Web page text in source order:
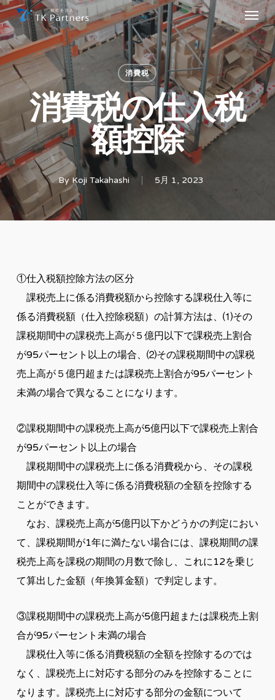
Skip
to
main
content
Menu
消費税
消費税の仕入税
額控除
By Koji Takahashi 5月 1, 2023
①仕入税額控除方法の区分
課税売上に係る消費税額から控除する課税仕入等に
係る消費税額（仕入控除税額）の計算方法は、⑴その
課税期間中の課税売上高が５億円以下で課税売上割合
が95パーセント以上の場合、⑵その課税期間中の課税
売上高が５億円超または課税売上割合が95パーセント
未満の場合で異なることになります。
②課税期間中の課税売上高が5億円以下で課税売上割合
が95パーセント以上の場合
課税期間中の課税売上に係る消費税から、その課税
期間中の課税仕入等に係る消費税額の全額を控除する
ことができます。
なお、課税売上高が5億円以下かどうかの判定におい
て、課税期間が1年に満たない場合には、課税期間の課
税売上高を課税の期間の月数で除し、これに12を乗じ
て算出した金額（年換算金額）で判定します。
③課税期間中の課税売上高が5億円超または課税売上割
合が95パーセント未満の場合
課税仕入等に係る消費税額の全額を控除するのでは
なく、課税売上に対応する部分のみを控除することに
なります。課税売上に対応する部分の金額について